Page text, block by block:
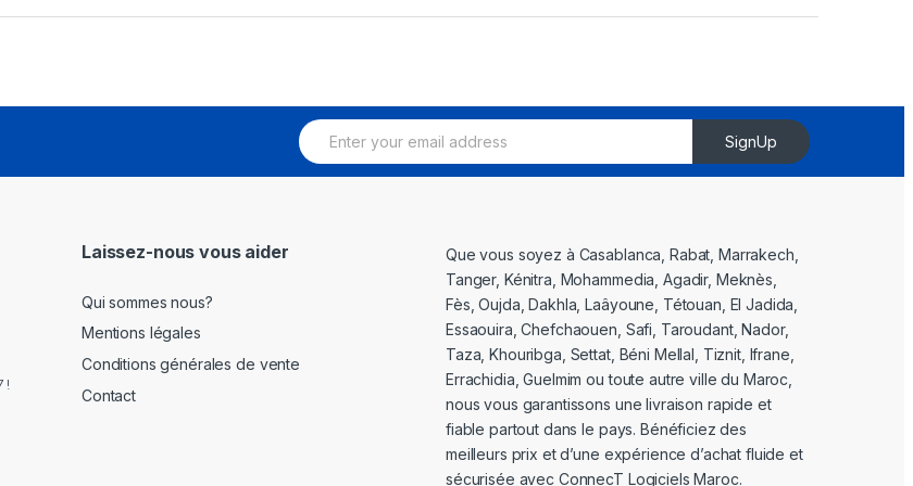
E
m
SignUp
!
Laissez-nous vous aider
Qui sommes nous?
Mentions légales
Conditions générales de vente
Contact
Que vous soyez à Casablanca, Rabat, Marrakech,
Tanger, Kénitra, Mohammedia, Agadir, Meknès,
Fès, Oujda, Dakhla, Laâyoune, Tétouan, El Jadida,
Essaouira, Chefchaouen, Safi, Taroudant, Nador,
Taza, Khouribga, Settat, Béni Mellal, Tiznit, Ifrane,
Errachidia, Guelmim ou toute autre ville du Maroc,
nous vous garantissons une livraison rapide et
fiable partout dans le pays. Bénéficiez des
meilleurs prix et d’une expérience d’achat fluide et
sécurisée avec ConnecT Logiciels Maroc.